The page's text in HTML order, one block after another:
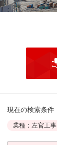
現在の検索条件
業種：左官工事